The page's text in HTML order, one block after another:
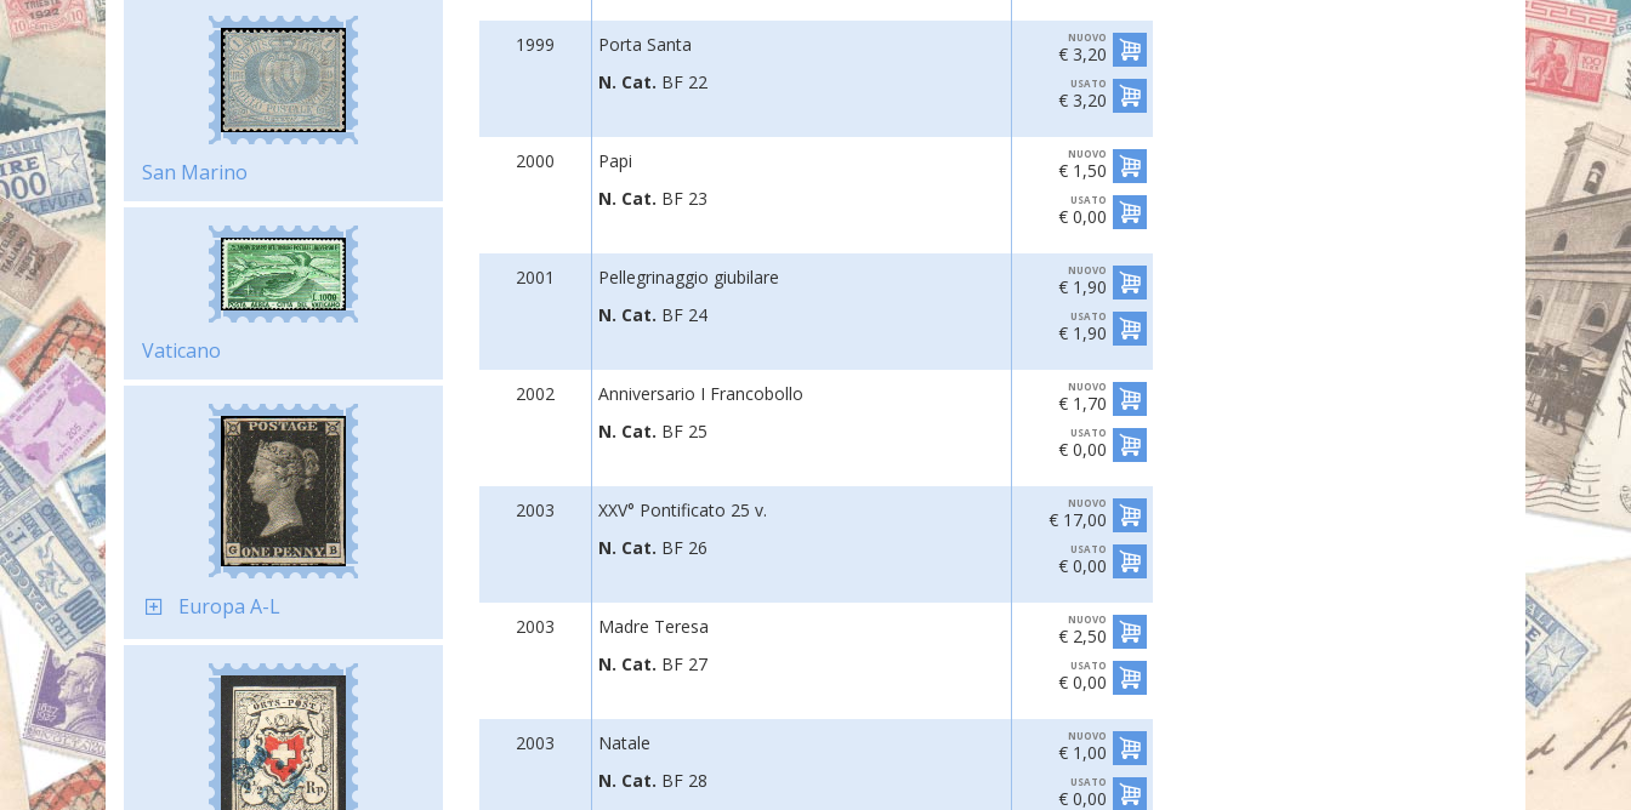
San Marino
Vaticano
Europa A-L
1999
Porta Santa
N. Cat. BF 22
NUOVO
€ 3,20
USATO
€ 3,20
2000
Papi
N. Cat. BF 23
NUOVO
€ 1,50
USATO
€ 0,00
2001
Pellegrinaggio giubilare
N. Cat. BF 24
NUOVO
€ 1,90
USATO
€ 1,90
2002
Anniversario I Francobollo
N. Cat. BF 25
NUOVO
€ 1,70
USATO
€ 0,00
2003
XXV° Pontificato 25 v.
N. Cat. BF 26
NUOVO
€ 17,00
USATO
€ 0,00
2003
Madre Teresa
N. Cat. BF 27
NUOVO
€ 2,50
USATO
€ 0,00
2003
Natale
N. Cat. BF 28
NUOVO
€ 1,00
USATO
€ 0,00